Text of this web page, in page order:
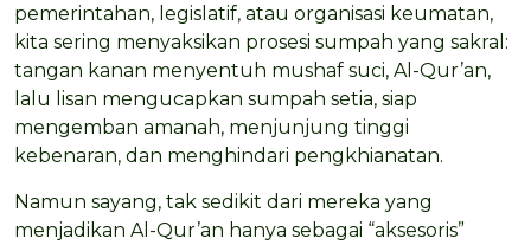
pemerintahan, legislatif, atau organisasi keumatan,
kita sering menyaksikan prosesi sumpah yang sakral:
tangan kanan menyentuh mushaf suci, Al-Qur’an,
lalu lisan mengucapkan sumpah setia, siap
mengemban amanah, menjunjung tinggi
kebenaran, dan menghindari pengkhianatan.
Namun sayang, tak sedikit dari mereka yang
menjadikan Al-Qur’an hanya sebagai “aksesoris”